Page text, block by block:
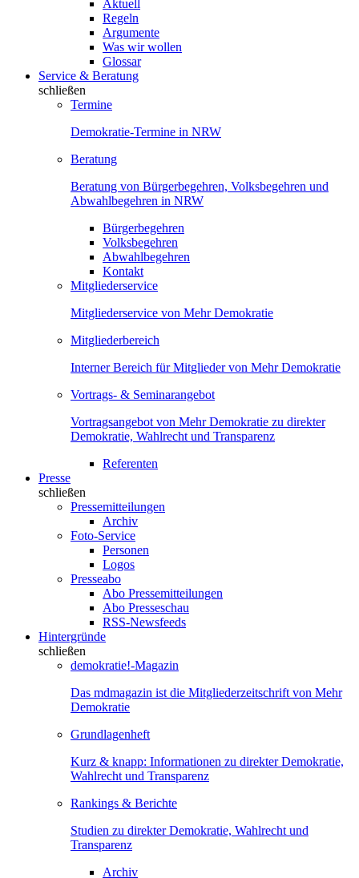
Aktuell
Regeln
Argumente
Was wir wollen
Glossar
Service & Beratung
schließen
Termine
Demokratie-Termine in NRW
Beratung
Beratung von Bürgerbegehren, Volksbegehren und
Abwahlbegehren in NRW
Bürgerbegehren
Volksbegehren
Abwahlbegehren
Kontakt
Mitgliederservice
Mitgliederservice von Mehr Demokratie
Mitgliederbereich
Interner Bereich für Mitglieder von Mehr Demokratie
Vortrags- & Seminarangebot
Vortragsangebot von Mehr Demokratie zu direkter
Demokratie, Wahlrecht und Transparenz
Referenten
Presse
schließen
Pressemitteilungen
Archiv
Foto-Service
Personen
Logos
Presseabo
Abo Pressemitteilungen
Abo Presseschau
RSS-Newsfeeds
Hintergründe
schließen
demokratie!-Magazin
Das mdmagazin ist die Mitgliederzeitschrift von Mehr
Demokratie
Grundlagenheft
Kurz & knapp: Informationen zu direkter Demokratie,
Wahlrecht und Transparenz
Rankings & Berichte
Studien zu direkter Demokratie, Wahlrecht und
Transparenz
Archiv